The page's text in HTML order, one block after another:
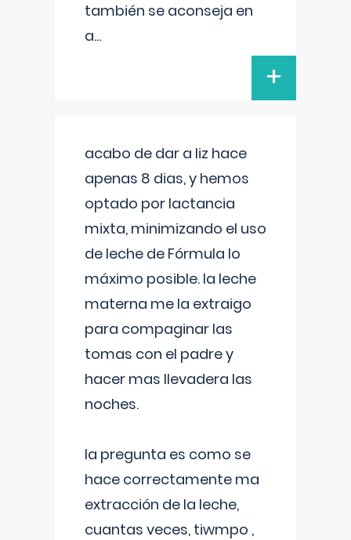
también se aconseja en
a...
+
acabo de dar a liz hace
apenas 8 dias, y hemos
optado por lactancia
mixta, minimizando el uso
de leche de Fórmula lo
máximo posible. la leche
materna me la extraigo
para compaginar las
tomas con el padre y
hacer mas llevadera las
noches.
la pregunta es como se
hace correctamente ma
extracción de la leche,
cuantas veces, tiwmpo ,